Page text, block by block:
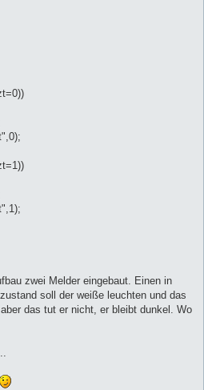
zwei Melder eingebaut. Einen in
soll der weiße leuchten und das
das tut er nicht, er bleibt dunkel. Wo